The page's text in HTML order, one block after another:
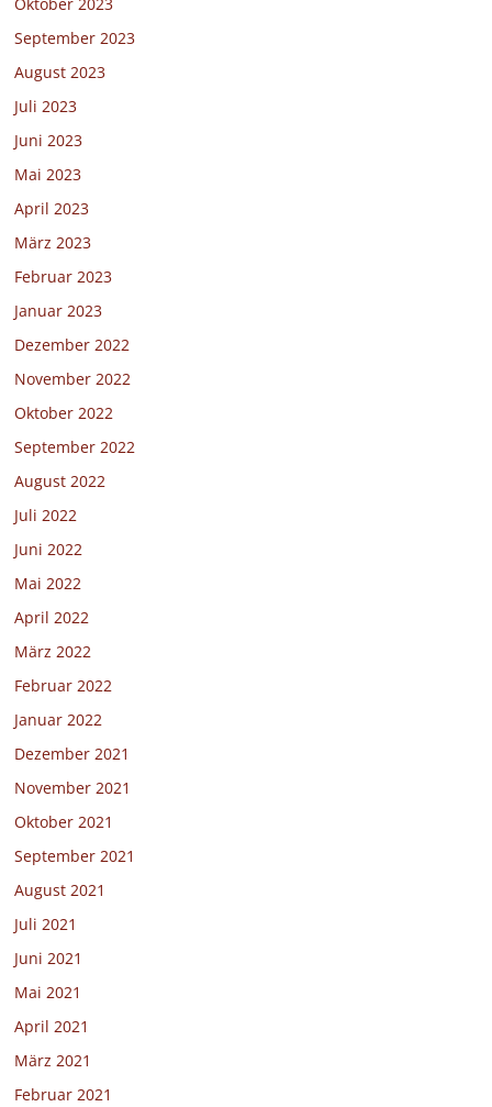
Oktober 2023
September 2023
August 2023
Juli 2023
Juni 2023
Mai 2023
April 2023
März 2023
Februar 2023
Januar 2023
Dezember 2022
November 2022
Oktober 2022
September 2022
August 2022
Juli 2022
Juni 2022
Mai 2022
April 2022
März 2022
Februar 2022
Januar 2022
Dezember 2021
November 2021
Oktober 2021
September 2021
August 2021
Juli 2021
Juni 2021
Mai 2021
April 2021
März 2021
Februar 2021